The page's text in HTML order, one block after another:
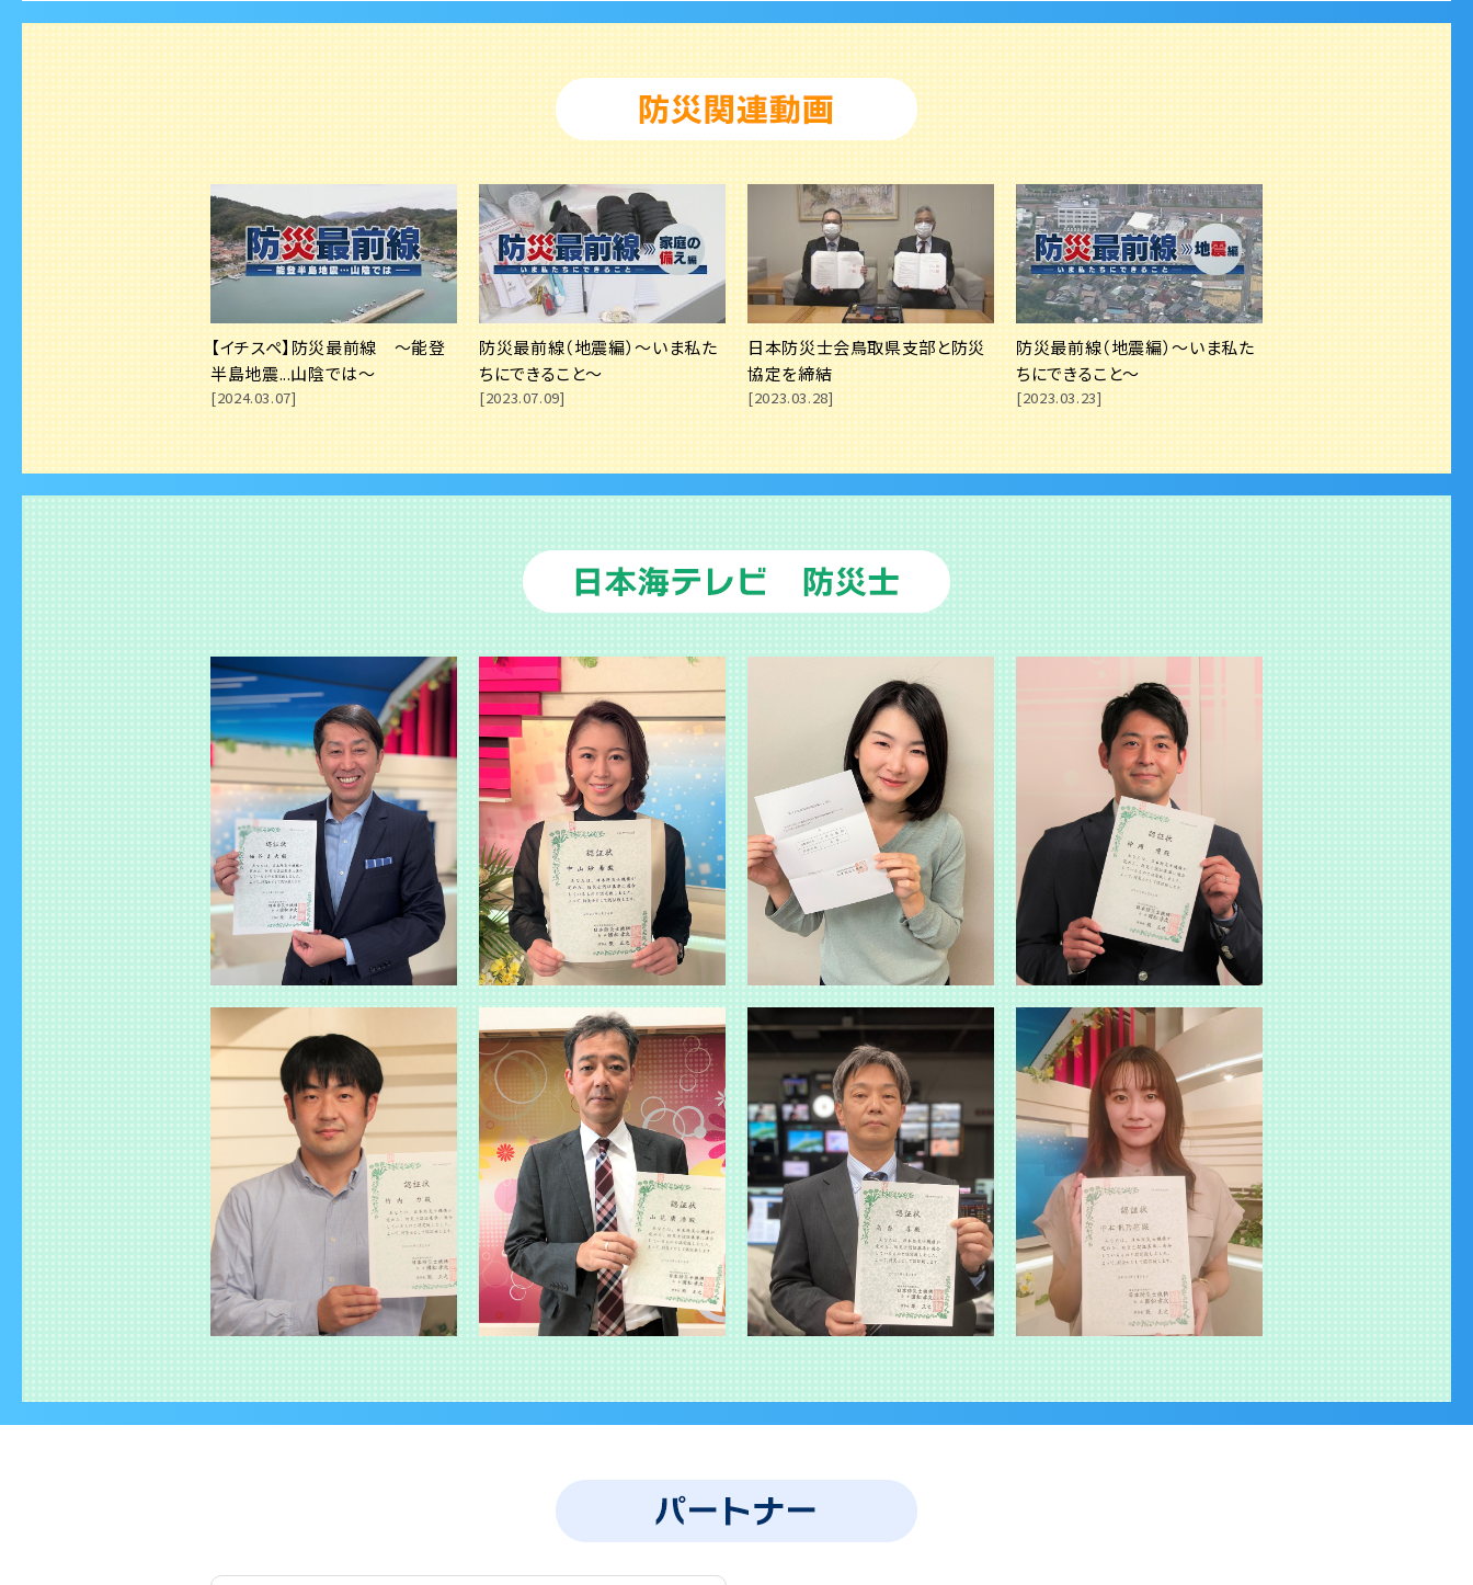
題の発熱剤も
2025.08.20
★防災企画動画をアップしました【台風シーズン】8月は最も台風が発生する月 秋に向かって発生
する台風の特徴は？
2025.07.09 ★防災動画をアップしました【地震への備えと知識】南海トラフ巨大地震による山陰への影響は？
2025.06.11 ★防災動画をアップしました【土砂災害警戒区域の見直しへ】指定されていない場所で被害も
2025.05.19 ★防災動画をアップしました【5月は水防月間】"出水期"を前に水害対策
2025.04.12 【日頃の備えしてますか？】南海トラフ地震被害想定を見直し 山陰への影響は？
2025.03.15
【防災企画】東日本大震災から14年 いつ何が起こるかわからない今... 日ごろの備え「備蓄」の重
要性について解説
2025.02.01 【防災】鳥取県では威力の強い冬の雷に注意！
2025.01.01
【外国人を対象にした防災】一緒に助け合うため日本人の私たちが意識したい「やさしい日本語」と
は？
2024.12.01 地震火災に有効とされる「感震ブレーカー」鳥取県が補助金制度を整備
2024.11.01
【防災企画】「国際防災の日」を前に過去10月に山陰両県に被害をもたらした災害を振り返り 避難
のポイントは？
2024.10.01 【防災月間】家庭で楽しく防災を考える「防災カードゲーム」の動画をアップしました。
2024.03.07 【災害に備える】【イチスペ】防災最前線 ～能登半島地震...山陰では～の動画をアップしました。
2023.09.13 【災害に備える】【イチスペ】検証 台風7号 ～それでもここで生きる～の動画をアップしました。
2023.07.09
【災害に備える】【イチスペ】防災最前線（家庭の備え編）～いま私たちにできること～の動画をアップ
しました。
2023.03.28 日本防災士会 鳥取県支部と防災協定を締結しました。
2023.03.20
【災害に備える】【イチスペ】防災最前線（地震編）～いま私たちにできること～の動画をアップしまし
2023.01.17 【災害に備える】山陰地方で相次ぐ火災 原因と対策についての動画を追加しました。
2022.12.26 雪情報臨時サイトを開設致しました。
2022.12.22 大雪による交通障害にご注意を！（とっとり動画ちゃんねる）
2022.12.01 【防災アイデア大募集!!】受付を締め切りました。沢山のご応募ありがとうございました。
2022.11.22 【新コンテンツ】国道・河川カメラマップの掲載を開始しました。
2022.10.07 日本防災士会 島根県支部と防災協定を締結しました。
2022.09.28 【災害に備える】災害現場の最前線で命を救う国際救助犬についての特集を追加しました。
2022.09.15
9月15日(木) ニュースevery日本海にて「レスキューの砦 災害救助犬の訓練に密着！」を特集し
ました。
2022.09.05 【災害に備える】女性目線の防災バッグについての特集を追加しました。
アクション！みんなの防災 ページを開設しました。
【イチスペ】防災最前線 ～能登
半島地震...山陰では～
[2024.03.07]
防災最前線（地震編）～いま私た
ちにできること～
[2023.07.09]
日本防災士会鳥取県支部と防災
協定を締結
[2023.03.28]
防災最前線（地震編）～いま私た
ちにできること～
[2023.03.23]